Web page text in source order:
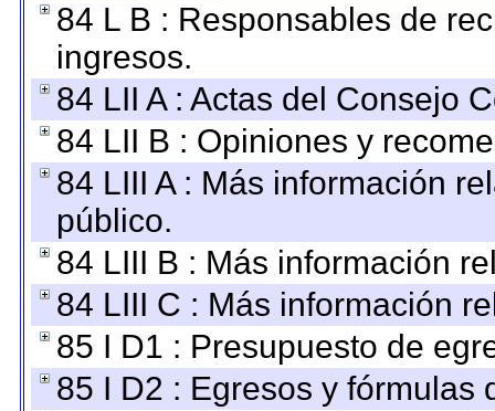
84 L B : Responsables de
ingresos.
84 LII A : Actas del Consejo
84 LII B : Opiniones y
84 LIII A : Más información
público.
84 LIII B : Más información
84 LIII C : Más información
85 I D1 : Presupuesto de
85 I D2 : Egresos y fórmulas